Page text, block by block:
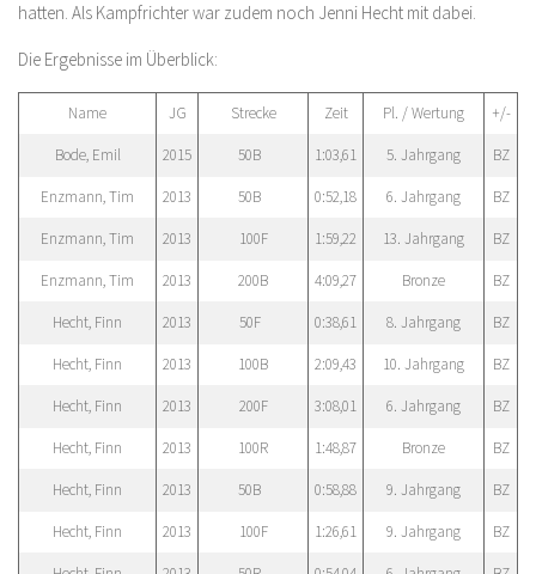
hatten. Als Kampfrichter war zudem noch Jenni Hecht mit dabei.
Die Ergebnisse im Überblick:
Name JG Strecke Zeit Pl. / Wertung +/-
Bode, Emil 2015 50B 1:03,61 5. Jahrgang BZ
Enzmann, Tim 2013 50B 0:52,18 6. Jahrgang BZ
Enzmann, Tim 2013 100F 1:59,22 13. Jahrgang BZ
Enzmann, Tim 2013 200B 4:09,27 Bronze BZ
Hecht, Finn 2013 50F 0:38,61 8. Jahrgang BZ
Hecht, Finn 2013 100B 2:09,43 10. Jahrgang BZ
Hecht, Finn 2013 200F 3:08,01 6. Jahrgang BZ
Hecht, Finn 2013 100R 1:48,87 Bronze BZ
Hecht, Finn 2013 50B 0:58,88 9. Jahrgang BZ
Hecht, Finn 2013 100F 1:26,61 9. Jahrgang BZ